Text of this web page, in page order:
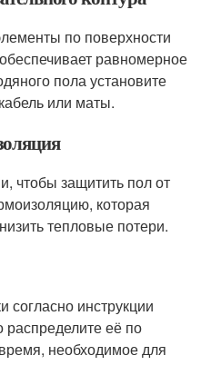
по поверхности
равномерное
пола установите
или маты.
чтобы защитить пол от
которая
тепловые потери.
согласно инструкции
её по
необходимое для